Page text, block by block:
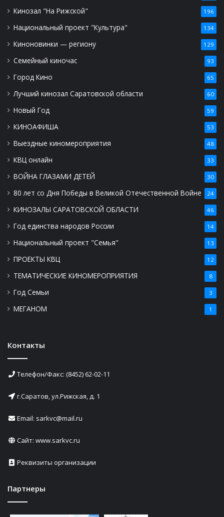
Кинозал "На Рижской" 196
Национальный проект "Культура" 134
Киноновинки — региону 129
Семейный киночас 93
Город Кино 65
Лучший кинозал Саратовской области 60
Новый Год 59
КИНОАФИША 53
Выездные киномероприятия 48
КВЦ онлайн 33
ВОЙНА ГЛАЗАМИ ДЕТЕЙ 30
80 лет со Дня Победы в Великой Отечественной Войне 24
КИНОЗАЛЫ САРАТОВСКОЙ ОБЛАСТИ 46
Год единства народов России 14
Национальный проект "Семья" 13
ПРОЕКТЫ КВЦ 12
ТЕМАТИЧЕСКИЕ КИНОМЕРОПРИЯТИЯ 8
Год Семьи 3
МЕГАНОМ 1
Контакты
Телефон/Факс: (8452) 62-02-11
г.Саратов, ул.Рижская, д. 1
Email: sarkvc@mail.ru
Сайт: www.sarkvc.ru
Реквизиты организации
Партнеры